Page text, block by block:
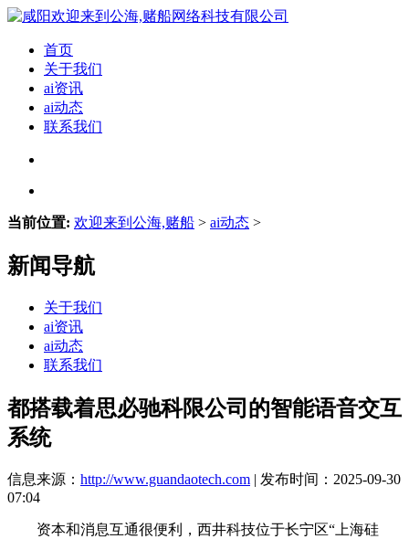
首页
关于我们
ai资讯
ai动态
联系我们
当前位置: 欢迎来到公海,赌船 > ai动态 >
新闻导航
关于我们
ai资讯
ai动态
联系我们
都搭载着思必驰科限公司的智能语音交互
系统
信息来源： http://www.guandaotech.com | 发布时间：2025-09-30
07:04
资本和消息互通很便利，西井科技位于长宁区“上海硅